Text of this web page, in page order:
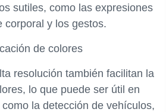
sutiles, como las expresiones
corporal y los gestos.
de colores
resolución también facilitan la
lo que puede ser útil en
la detección de vehículos,